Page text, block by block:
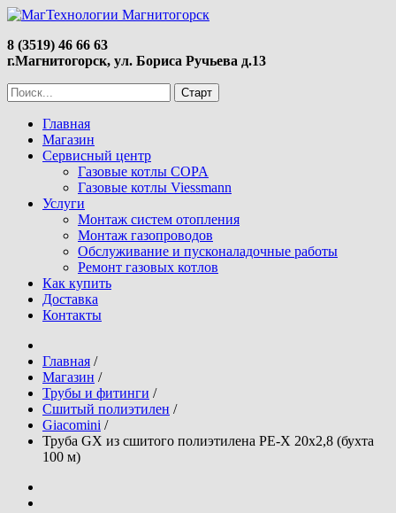
8 (3519) 46 66 63
г.Магнитогорск, ул. Бориса Ручьева д.13
Главная
Магазин
Сервисный центр
Газовые котлы COPA
Газовые котлы Viessmann
Услуги
Монтаж систем отопления
Монтаж газопроводов
Обслуживание и пусконаладочные работы
Ремонт газовых котлов
Как купить
Доставка
Контакты
Главная /
Магазин /
Трубы и фитинги /
Сшитый полиэтилен /
Giacomini /
Труба GX из сшитого полиэтилена PE-X 20x2,8 (бухта
100 м)